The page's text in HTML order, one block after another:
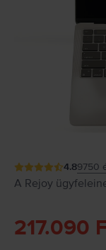
4.89750
A Rejoy
217.090